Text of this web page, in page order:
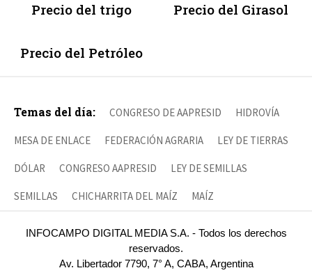
Precio del trigo Precio del Girasol
Precio del Petróleo
Temas del día: CONGRESO DE AAPRESID HIDROVÍA
MESA DE ENLACE FEDERACIÓN AGRARIA LEY DE TIERRAS
DÓLAR CONGRESO AAPRESID LEY DE SEMILLAS
SEMILLAS CHICHARRITA DEL MAÍZ MAÍZ
INFOCAMPO DIGITAL MEDIA S.A. - Todos los derechos
reservados.
Av. Libertador 7790, 7° A, CABA, Argentina